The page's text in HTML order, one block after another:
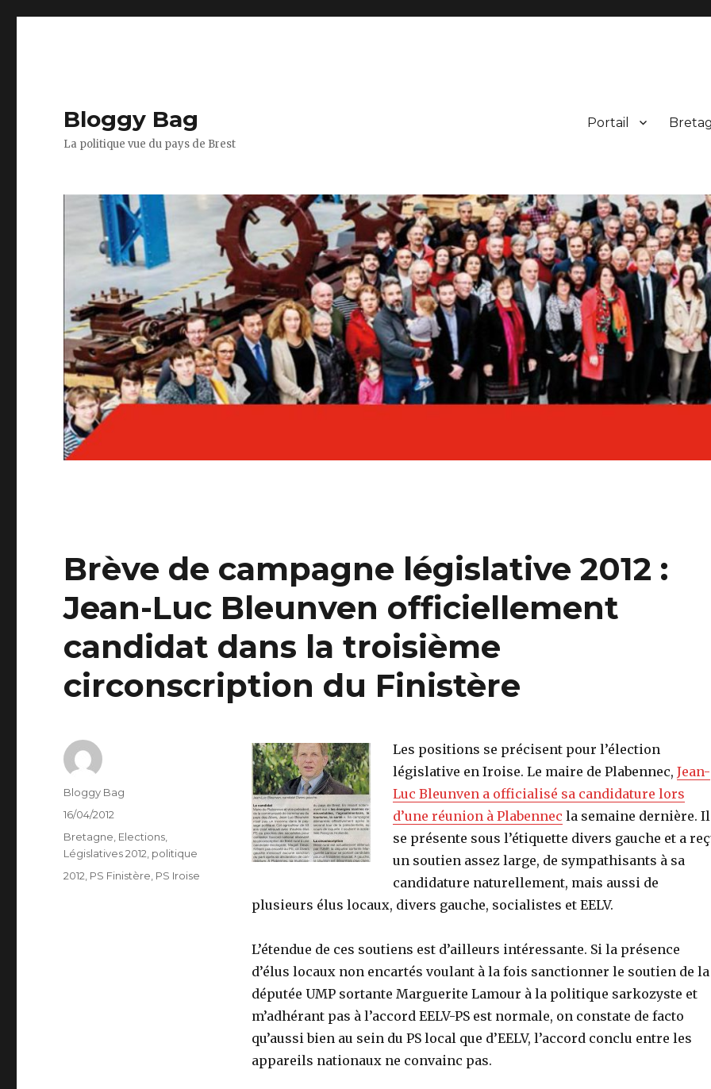
Bloggy Bag
La politique vue du pays de Brest
Portail
Brève de campagne législative 2012 :
Jean-Luc Bleunven officiellement
candidat dans la troisième
circonscription du Finistère
Les positions se précisent pour l’élection
législative en Iroise. Le maire de Plabennec, Jean-
Luc Bleunven a officialisé sa candidature lors
d’une réunion à Plabennec la semaine dernière. Il
se présente sous l’étiquette divers gauche et a
un soutien assez large, de sympathisants à sa
candidature naturellement, mais aussi de
plusieurs élus locaux, divers gauche, socialistes et EELV.
L’étendue de ces soutiens est d’ailleurs intéressante. Si la présence
d’élus locaux non encartés voulant à la fois sanctionner le soutien de la
députée UMP sortante Marguerite Lamour à la politique sarkozyste et
m’adhérant pas à l’accord EELV-PS est normale, on constate de facto
qu’aussi bien au sein du PS local que d’EELV, l’accord conclu entre les
appareils nationaux ne convainc pas.
Auteur
Bloggy Bag
Publié
le
16/04/2012
Catégories
Bretagne, Elections,
Législatives 2012, politique
Étiquettes
2012, PS Finistère, PS Iroise